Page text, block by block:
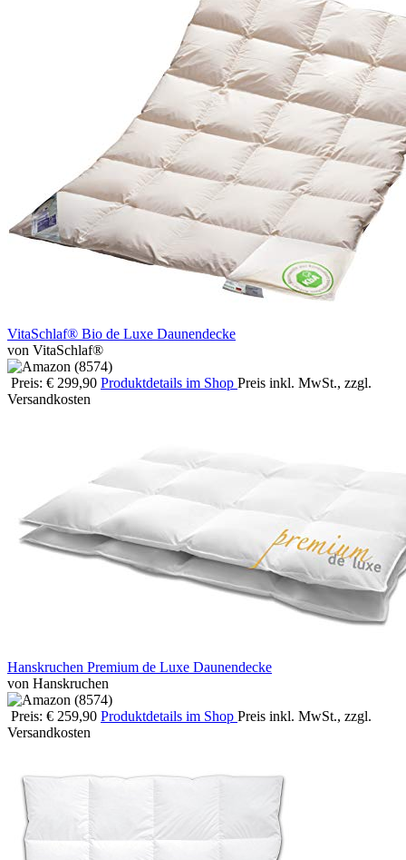
VitaSchlaf® Bio de Luxe Daunendecke
von VitaSchlaf®
Preis: € 299,90 Produktdetails im Shop Preis inkl. MwSt., zzgl.
Versandkosten
Hanskruchen Premium de Luxe Daunendecke
von Hanskruchen
Preis: € 259,90 Produktdetails im Shop Preis inkl. MwSt., zzgl.
Versandkosten